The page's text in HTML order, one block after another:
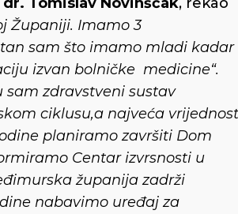
Županiji. Imamo 3
sam što imamo mladi kadar
izvan bolničke medicine“.
zdravstveni sustav
ciklusu,a najveća vrijednost
planiramo završiti Dom
Centar izvrsnosti u
županija zadrži
nabavimo uređaj za